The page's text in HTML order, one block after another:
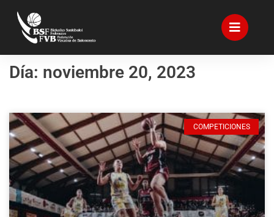
Día: noviembre 20, 2023
COMPETICIONES